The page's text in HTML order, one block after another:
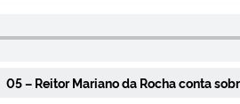
05 – Reitor Mariano da Rocha conta